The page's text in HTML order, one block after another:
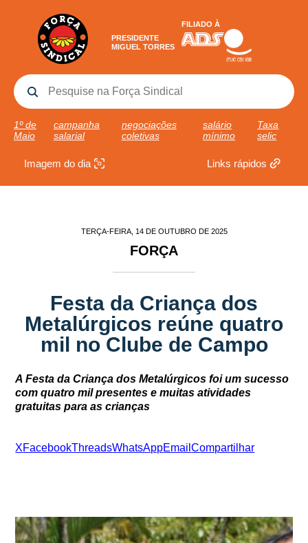
PRESIDENTE
MIGUEL TORRES
FILIADO À
1º de
Maio
campanha
salarial
negociações
coletivas
salário
mínimo
Taxa
selic
Imagem do dia Links rápidos
TERÇA-FEIRA, 14 DE OUTUBRO DE 2025
FORÇA
Festa da Criança dos
Metalúrgicos reúne quatro
mil no Clube de Campo
A Festa da Criança dos Metalúrgicos foi um sucesso
com quatro mil presentes e muitas atividades
gratuitas para as crianças
XFacebookThreadsWhatsAppEmailCompartilhar